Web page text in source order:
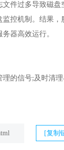
件过多导致磁
控机制。结果
器高效运行。
的信号;及时清
[复制